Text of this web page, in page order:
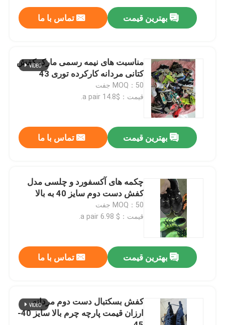
محصولات
فیلم های
درباره ما
کنترل کیفیت
با ما تماس بگیرید
درخواست نقل قول
لباس بچه گانه اولیه
بهترین قیمت تماس با ما
مناسبت های نیمه رسمی مارک کفش
کتانی مردانه کارکرده توری 43
MOQ：50 جفت
قیمت：$14.8 a pair.
بهترین قیمت تماس با ما
چکمه های آکسفورد و چلسی مدل
کفش دست دوم سایز 40 به بالا
MOQ：50 جفت
قیمت：$ 6.98 a pair.
بهترین قیمت تماس با ما
کفش بسکتبال دست دوم مردانه
ارزان قیمت پارچه چرم بالا سایز 40-